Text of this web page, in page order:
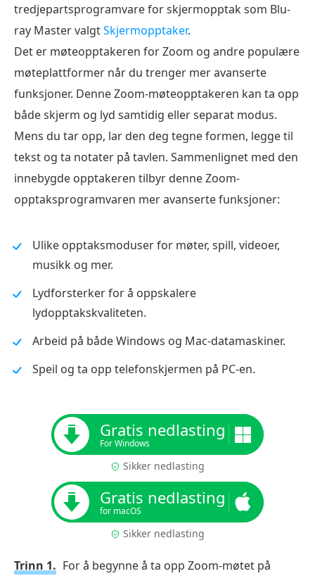
tredjepartsprogramvare for skjermopptak som Blu-
ray Master valgtSkjermopptaker.
Det er møteopptakeren for Zoom og andre populære
møteplattformer når du trenger mer avanserte
funksjoner. Denne Zoom-møteopptakeren kan ta opp
både skjerm og lyd samtidig eller separat modus.
Mens du tar opp, lar den deg tegne formen, legge til
tekst og ta notater på tavlen. Sammenlignet med den
innebygde opptakeren tilbyr denne Zoom-
opptaksprogramvaren mer avanserte funksjoner:
Ulike opptaksmoduser for møter, spill, videoer,
musikk og mer.
Lydforsterker for å oppskalere
lydopptakskvaliteten.
Arbeid på både Windows og Mac-datamaskiner.
Speil og ta opp telefonskjermen på PC-en.
Gratis nedlasting
For Windows
Sikker nedlasting
Gratis nedlasting
for macOS
Sikker nedlasting
Trinn 1. For å begynne å ta opp Zoom-møtet på